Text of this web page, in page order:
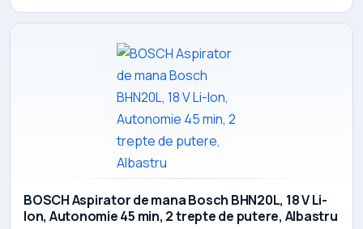
BOSCH Aspirator de mana Bosch BHN20L, 18 V Li-
Ion, Autonomie 45 min, 2 trepte de putere, Albastru